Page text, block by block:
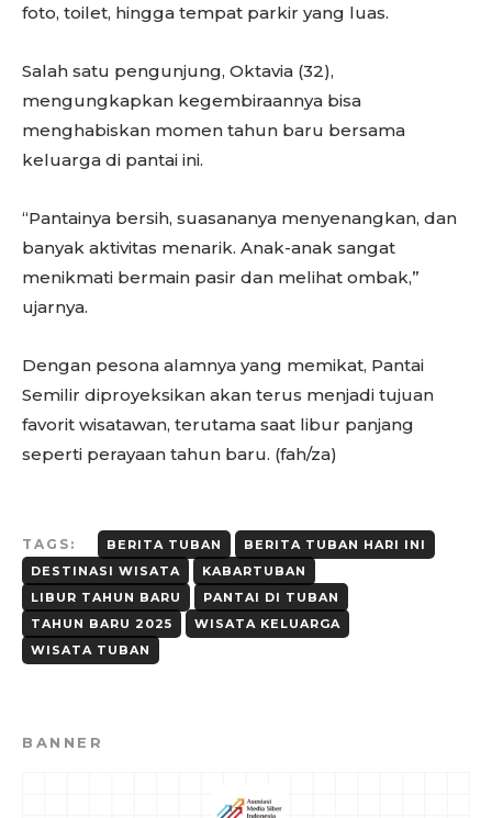
foto, toilet, hingga tempat parkir yang luas.
Salah satu pengunjung, Oktavia (32),
mengungkapkan kegembiraannya bisa
menghabiskan momen tahun baru bersama
keluarga di pantai ini.
“Pantainya bersih, suasananya menyenangkan, dan
banyak aktivitas menarik. Anak-anak sangat
menikmati bermain pasir dan melihat ombak,”
ujarnya.
Dengan pesona alamnya yang memikat, Pantai
Semilir diproyeksikan akan terus menjadi tujuan
favorit wisatawan, terutama saat libur panjang
seperti perayaan tahun baru. (fah/za)
TAGS: BERITA TUBAN
BERITA TUBAN HARI INI
DESTINASI WISATA
KABARTUBAN
LIBUR TAHUN BARU
PANTAI DI TUBAN
TAHUN BARU 2025
WISATA KELUARGA
WISATA TUBAN
BANNER